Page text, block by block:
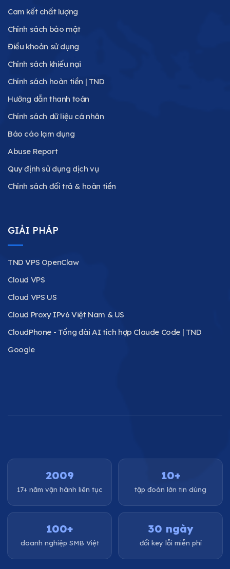
Cam kết chất lượng
Chính sách bảo mật
Điều khoản sử dụng
Chính sách khiếu nại
Chính sách hoàn tiền | TND
Hướng dẫn thanh toán
Chính sách dữ liệu cá nhân
Báo cáo lạm dụng
Abuse Report
Quy định sử dụng dịch vụ
Chính sách đổi trả & hoàn tiền
GIẢI PHÁP
TND VPS OpenClaw
Cloud VPS
Cloud VPS US
Cloud Proxy IPv6 Việt Nam & US
CloudPhone - Tổng đài AI tích hợp Claude Code | TND
Google
2009
17+ năm vận hành liên tục
10+
tập đoàn lớn tin dùng
100+
doanh nghiệp SMB Việt
30 ngày
đổi key lỗi miễn phí